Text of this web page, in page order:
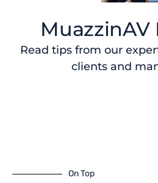
MuazzinAV
Read tips from our
clients and
On Top